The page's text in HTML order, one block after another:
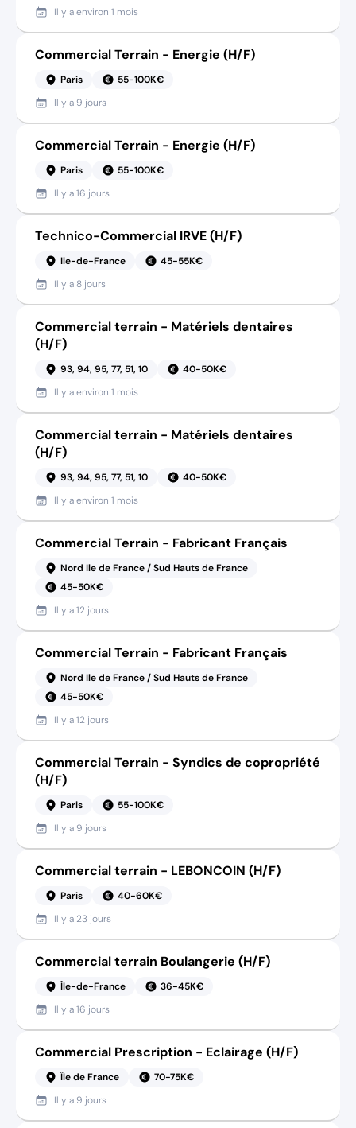
Il y aenviron 1 mois
Commercial Terrain - Energie (H/F)
Paris
55-100K€
Il y a 9 jours
Commercial Terrain - Energie (H/F)
Paris
55-100K€
Il y a16 jours
Technico-Commercial IRVE (H/F)
Ile-de-France
45-55K€
Il y a 8 jours
Commercial terrain - Matériels dentaires
(H/F)
93, 94, 95, 77, 51, 10
40-50K€
Il y aenviron 1 mois
Commercial terrain - Matériels dentaires
(H/F)
93, 94, 95, 77, 51, 10
40-50K€
Il y aenviron 1 mois
Commercial Terrain - Fabricant Français
Nord Ile de France / Sud Hauts de France
45-50K€
Il y a12 jours
Commercial Terrain - Fabricant Français
Nord Ile de France / Sud Hauts de France
45-50K€
Il y a12 jours
Commercial Terrain - Syndics de copropriété
(H/F)
Paris
55-100K€
Il y a 9 jours
Commercial terrain - LEBONCOIN (H/F)
Paris
40-60K€
Il y a 23 jours
Commercial terrain Boulangerie (H/F)
Île-de-France
36-45K€
Il y a16 jours
Commercial Prescription - Eclairage (H/F)
Île de France
70-75K€
Il y a 9 jours